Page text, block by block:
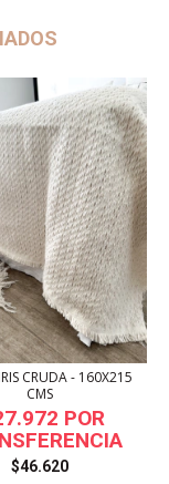
CRUDA - 160X215
CMS
$46.620